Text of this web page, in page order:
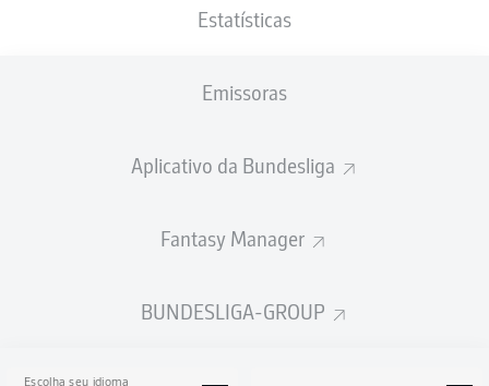
Estatísticas
Emissoras
Aplicativo da Bundesliga
Fantasy Manager
BUNDESLIGA-GROUP
Escolha seu idioma
0.81